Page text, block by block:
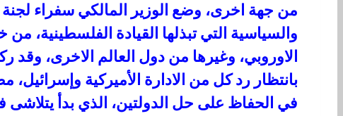
من جهة اخرى، وضع الوزير المالكي سفراء لجنة
والسياسية التي تبذلها القيادة الفلسطينية،
الاوروبي، وغيرها من دول العالم الاخرى، وقد
بانتظار رد كل من الادارة الأميركية
في الحفاظ على حل الدولتين، الذي بدأ يتلاشى